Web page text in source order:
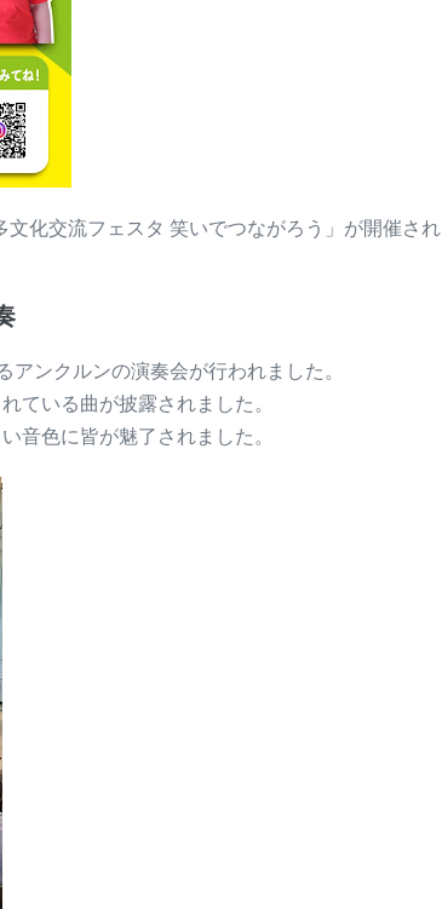
化交流フェスタ 笑いでつながろう」が開催され
アンクルンの演奏会が行われました。
ている曲が披露されました。
音色に皆が魅了されました。